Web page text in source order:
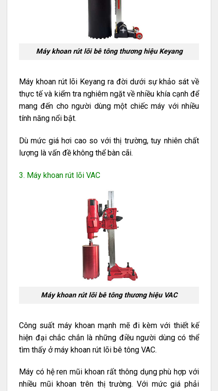
Máy khoan rút lõi bê tông thương hiệu Keyang
Máy khoan rút lõi Keyang ra đời dưới sự khảo sát về
thực tế và kiểm tra nghiêm ngặt về nhiều khía cạnh để
mang đến cho người dùng một chiếc máy với nhiều
tính năng nổi bật.
Dù mức giá hơi cao so với thị trường, tuy nhiên chất
lượng là vấn đề không thể bàn cãi.
3. Máy khoan rút lõi VAC
Máy khoan rút lõi bê tông thương hiệu VAC
Công suất máy khoan mạnh mẽ đi kèm với thiết kế
hiện đại chắc chắn là những điều người dùng có thể
tìm thấy ở máy khoan rút lõi bê tông VAC.
Máy có hệ ren mũi khoan rất thông dụng phù hợp với
nhiều mũi khoan trên thị trường. Với mức giá phải